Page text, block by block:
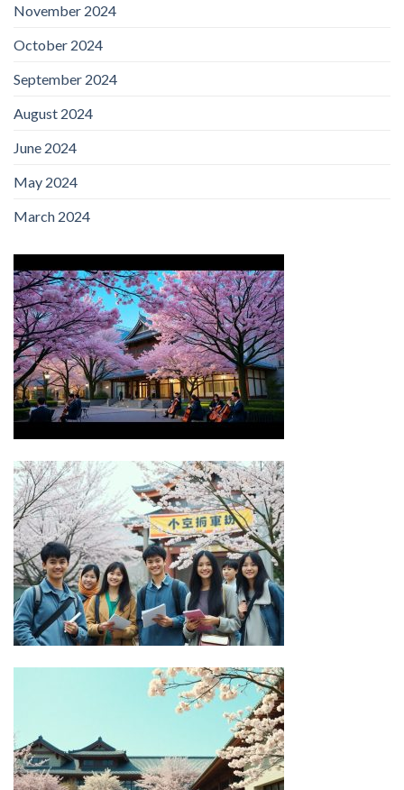
November 2024
October 2024
September 2024
August 2024
June 2024
May 2024
March 2024